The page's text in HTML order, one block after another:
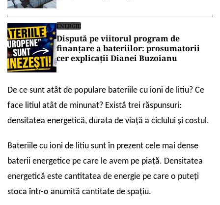
ENERGIE
Dispută pe viitorul program de
finanțare a bateriilor: prosumatorii
cer explicații Dianei Buzoianu
De ce sunt atât de populare bateriile cu ioni de litiu? Ce
face litiul atât de minunat? Există trei răspunsuri:
densitatea energetică, durata de viață a ciclului și costul.
Bateriile cu ioni de litiu sunt în prezent cele mai dense
baterii energetice pe care le avem pe piață. Densitatea
energetică este cantitatea de energie pe care o puteți
stoca într-o anumită cantitate de spațiu.